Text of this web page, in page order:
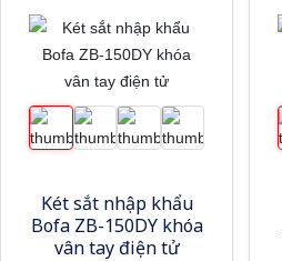
Két sắt nhập khẩu
Bofa ZB-150DY khóa
vân tay điện tử